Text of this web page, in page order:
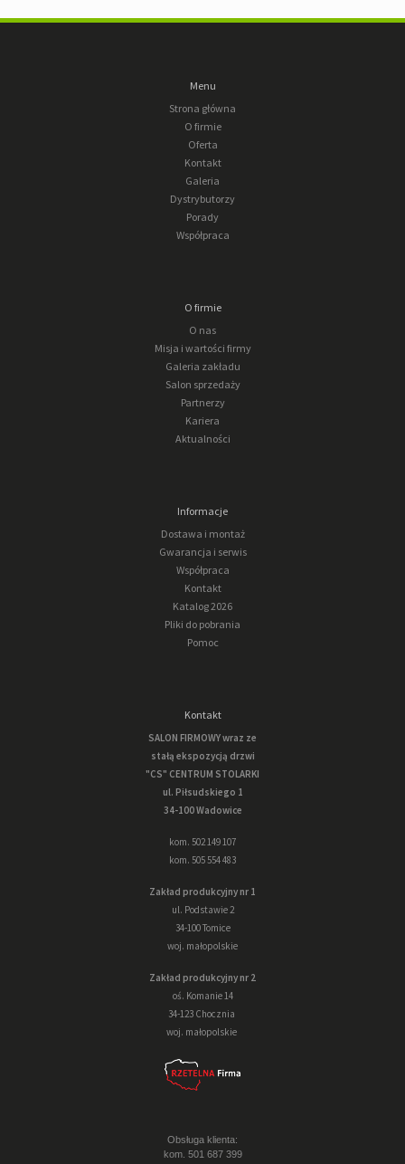
Menu
Strona główna
O firmie
Oferta
Kontakt
Galeria
Dystrybutorzy
Porady
Współpraca
O firmie
O nas
Misja i wartości firmy
Galeria zakładu
Salon sprzedaży
Partnerzy
Kariera
Aktualności
Informacje
Dostawa i montaż
Gwarancja i serwis
Współpraca
Kontakt
Katalog 2026
Pliki do pobrania
Pomoc
Kontakt
SALON FIRMOWY wraz ze
stałą ekspozycją drzwi
"CS" CENTRUM STOLARKI
ul. Piłsudskiego 1
34-100 Wadowice
kom. 502 149 107
kom. 505 554 483
Zakład produkcyjny nr 1
ul. Podstawie 2
34-100 Tomice
woj. małopolskie
Zakład produkcyjny nr 2
oś. Komanie 14
34-123 Chocznia
woj. małopolskie
Obsługa klienta:
kom. 501 687 399